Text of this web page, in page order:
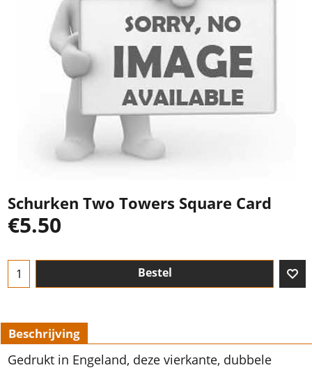
Schurken Two Towers Square Card
€5.50
Bestel
Beschrijving
Gedrukt in Engeland, deze vierkante, dubbele